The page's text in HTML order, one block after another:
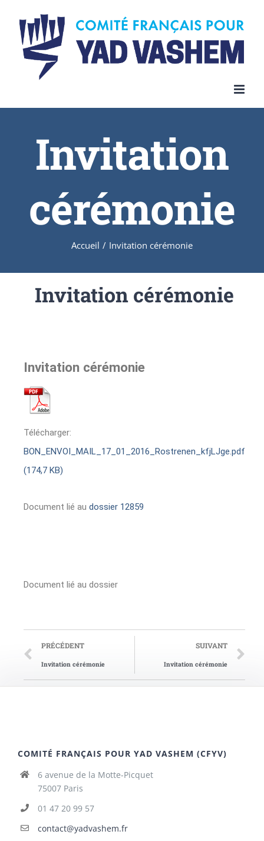
Invitation
cérémonie
Accueil / Invitation cérémonie
Invitation cérémonie
Invitation cérémonie
Télécharger:
BON_ENVOI_MAIL_17_01_2016_Rostrenen_kfjLJge.pdf
(174,7 KB)
Document lié au dossier 12859
Document lié au dossier
PRÉCÉDENT
Invitation cérémonie
SUIVANT
Invitation cérémonie
COMITÉ FRANÇAIS POUR YAD VASHEM (CFYV)
6 avenue de la Motte-Picquet
75007 Paris
01 47 20 99 57
contact@yadvashem.fr